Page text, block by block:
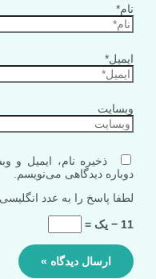
نام*
ایمیل*
وبسایت
ذخیره نام، ایمیل و
دوباره دیدگاهی می‌نویسم.
لطفا پاسخ را به عدد انگلیسی
11 − یک =